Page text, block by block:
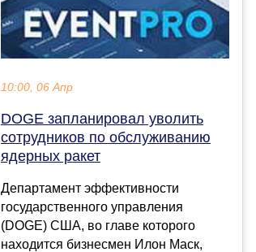
10:00, 06 Апр
DOGE запланировал уволить
сотрудников по обслуживанию
ядерных ракет
Департамент эффективности
государственного управления
(DOGE) США, во главе которого
находится бизнесмен Илон Маск,